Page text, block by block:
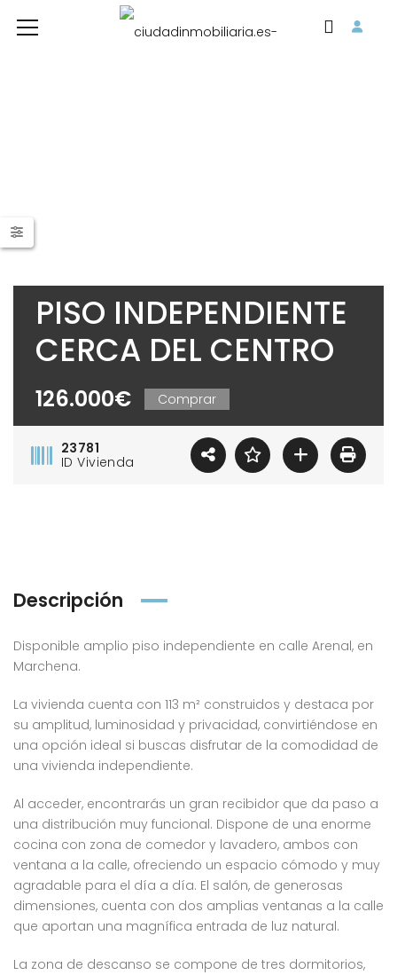
PISO INDEPENDIENTE
CERCA DEL CENTRO
126.000€ Comprar
23781
ID Vivienda
Descripción
Disponible amplio piso independiente en calle Arenal, en
Marchena.
La vivienda cuenta con 113 m² construidos y destaca por
su amplitud, luminosidad y privacidad, convirtiéndose en
una opción ideal si buscas disfrutar de la comodidad de
una vivienda independiente.
Al acceder, encontrarás un gran recibidor que da paso a
una distribución muy funcional. Dispone de una enorme
cocina con zona de comedor y lavadero, ambos con
ventana a la calle, ofreciendo un espacio cómodo y muy
agradable para el día a día. El salón, de generosas
dimensiones, cuenta con dos amplias ventanas a la calle
que aportan una magnífica entrada de luz natural.
La zona de descanso se compone de tres dormitorios,